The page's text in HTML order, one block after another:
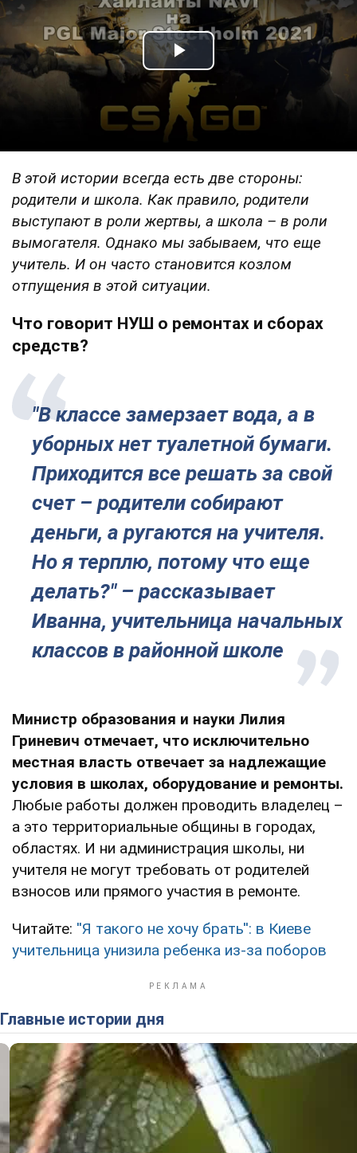
Play Video
В этой истории всегда есть две стороны:
родители и школа. Как правило, родители
выступают в роли жертвы, а школа – в роли
вымогателя. Однако мы забываем, что еще
учитель. И он часто становится козлом
отпущения в этой ситуации.
Что говорит НУШ о ремонтах и сборах
средств?
"В классе замерзает вода, а в
уборных нет туалетной бумаги.
Приходится все решать за свой
счет – родители собирают
деньги, а ругаются на учителя.
Но я терплю, потому что еще
делать?" – рассказывает
Иванна, учительница начальных
классов в районной школе
Министр образования и науки Лилия
Гриневич отмечает, что исключительно
местная власть отвечает за надлежащие
условия в школах, оборудование и ремонты.
Любые работы должен проводить владелец –
а это территориальные общины в городах,
областях. И ни администрация школы, ни
учителя не могут требовать от родителей
взносов или прямого участия в ремонте.
Читайте: ''Я такого не хочу брать'': в Киеве
учительница унизила ребенка из-за поборов
Главные истории дня